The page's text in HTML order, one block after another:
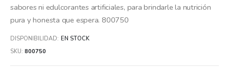
sabores ni edulcorantes artificiales, para brindarle la nutrición
pura y honesta que espera. 800750
DISPONIBILIDAD: EN STOCK
SKU 800750